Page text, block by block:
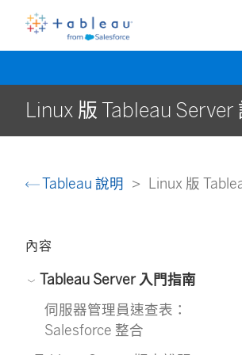
Linux 版 Tableau Server
Tableau 說明 Linux 版
內容
Tableau Server 入門指南
伺服器管理員速查表：
Salesforce 整合